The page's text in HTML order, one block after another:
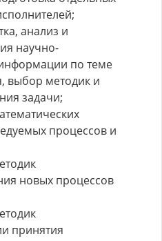
анализ и
научно-
по теме
выбор методик и
задачи;
процессов и
новых процессов
принятия